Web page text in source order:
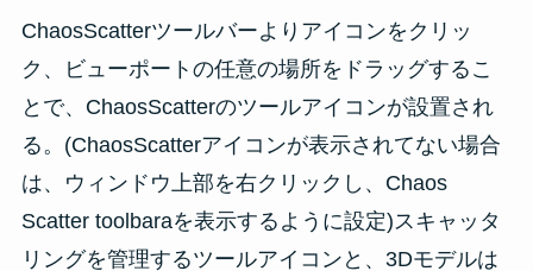
ChaosScatterツールバーよりアイコンをクリッ
ク、ビューポートの任意の場所をドラッグするこ
とで、ChaosScatterのツールアイコンが設置され
る。(ChaosScatterアイコンが表示されてない場合
は、ウィンドウ上部を右クリックし、Chaos
Scatter toolbaraを表示するように設定)スキャッタ
リングを管理するツールアイコンと、3Dモデルは